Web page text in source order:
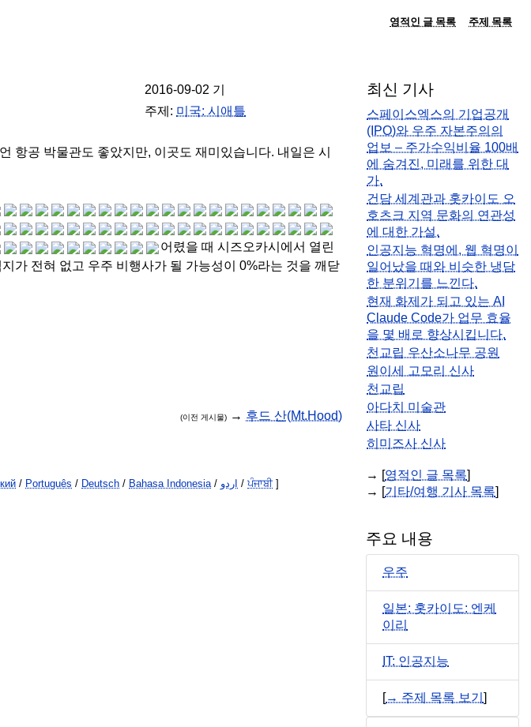
영적인 글 목록 주제 목록
2016-09-02 기
주제: 미국: 시애틀
항공 박물관도 좋았지만, 이곳도 재미있습니다. 내일은 시
어렸을 때 시즈오카시에서 열린
가 전혀 없고 우주 비행사가 될 가능성이 0%라는 것을 깨닫
(이전 게시물) → 후드 산(Mt.Hood)
/ Português / Deutsch / Bahasa Indonesia/ اردو / ਪੰਜਾਬੀ]
최신 기사
스페이스엑스의 기업공개
(IPO)와 우주 자본주의의
업보 – 주가수익비율 100배
에 숨겨진, 미래를 위한 대
가.
건담 세계관과 홋카이도 오
호츠크 지역 문화의 연관성
에 대한 가설.
인공지능 혁명에, 웹 혁명이
일어났을 때와 비슷한 냉담
한 분위기를 느낀다.
현재 화제가 되고 있는 AI
Claude Code가 업무 효율
을 몇 배로 향상시킵니다.
천교립 우산소나무 공원
원이세 고모리 신사
천교립
아다치 미술관
사타 신사
히미즈사 신사
→ [영적인 글 목록]
→ [기타/여행 기사 목록]
주요 내용
우주
일본: 홋카이도: 엔케
이리
IT: 인공지능
[→ 주제 목록 보기 ]